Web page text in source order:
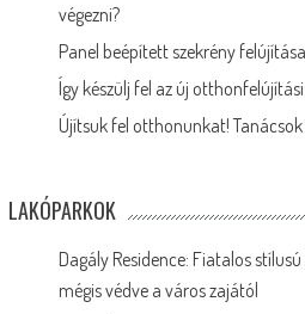
végezni?
Panel beépített szekrény felújítása
Így készülj fel az új
Újítsuk fel otthonunkat!
LAKÓPARKOK
Dagály Residence: Fiatalos
mégis védve a város zajától